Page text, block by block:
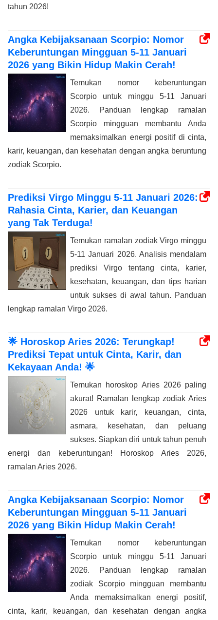
tahun 2026!
Angka Kebijaksanaan Scorpio: Nomor
Keberuntungan Mingguan 5-11 Januari
2026 yang Bikin Hidup Makin Cerah!
Temukan nomor keberuntungan
Scorpio untuk minggu 5-11 Januari
2026. Panduan lengkap ramalan
Scorpio mingguan membantu Anda
memaksimalkan energi positif di cinta,
karir, keuangan, dan kesehatan dengan angka beruntung
zodiak Scorpio.
Prediksi Virgo Minggu 5-11 Januari 2026:
Rahasia Cinta, Karier, dan Keuangan
yang Tak Terduga!
Temukan ramalan zodiak Virgo minggu
5-11 Januari 2026. Analisis mendalam
prediksi Virgo tentang cinta, karier,
kesehatan, keuangan, dan tips harian
untuk sukses di awal tahun. Panduan
lengkap ramalan Virgo 2026.
🌟 Horoskop Aries 2026: Terungkap!
Prediksi Tepat untuk Cinta, Karir, dan
Kekayaan Anda! 🌟
Temukan horoskop Aries 2026 paling
akurat! Ramalan lengkap zodiak Aries
2026 untuk karir, keuangan, cinta,
asmara, kesehatan, dan peluang
sukses. Siapkan diri untuk tahun penuh
energi dan keberuntungan! Horoskop Aries 2026,
ramalan Aries 2026.
Angka Kebijaksanaan Scorpio: Nomor
Keberuntungan Mingguan 5-11 Januari
2026 yang Bikin Hidup Makin Cerah!
Temukan nomor keberuntungan
Scorpio untuk minggu 5-11 Januari
2026. Panduan lengkap ramalan
zodiak Scorpio mingguan membantu
Anda memaksimalkan energi positif,
cinta, karir, keuangan, dan kesehatan dengan angka